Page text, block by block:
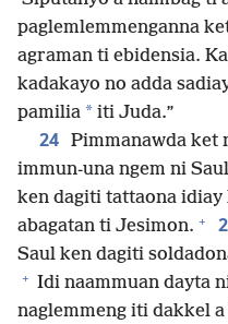
paglemlemmenganna
agraman ti ebidensia.
kadakayo no adda
pamilia * iti Juda.”
24 Pimmanawda ket
immun-una ngem ni
ken dagiti tattaona idiay
abagatan ti Jesimon. +
Saul ken dagiti
+ Idi naammuan dayta
naglemmeng iti dakkel a